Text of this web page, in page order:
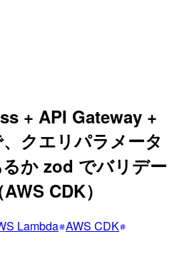
+ API Gateway +
クエリパラメータ
か zod でバリデー
CDK）
Lambda AWS CDK